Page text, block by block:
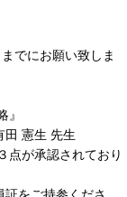
でにお願い致しま
憲生 先生
点が承認されており